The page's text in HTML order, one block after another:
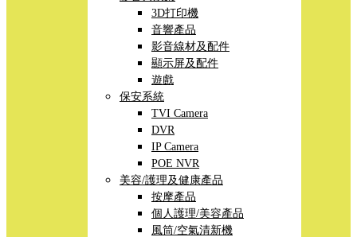
3D打印機
音響產品
影音線材及配件
顯示屏及配件
遊戲
保安系統
TVI Camera
DVR
IP Camera
POE NVR
美容/護理及健康產品
按摩產品
個人護理/美容產品
風筒/空氣清新機